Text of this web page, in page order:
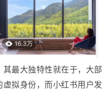
最大独特性就在于，大部
拟身份，而小红书用户发